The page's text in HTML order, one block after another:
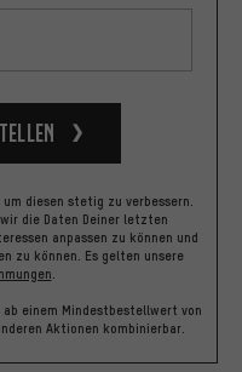
diesen stetig zu verbessern.
die Daten Deiner letzten
anpassen zu können und
zu können. Es gelten unsere
einem Mindestbestellwert von
Aktionen kombinierbar.